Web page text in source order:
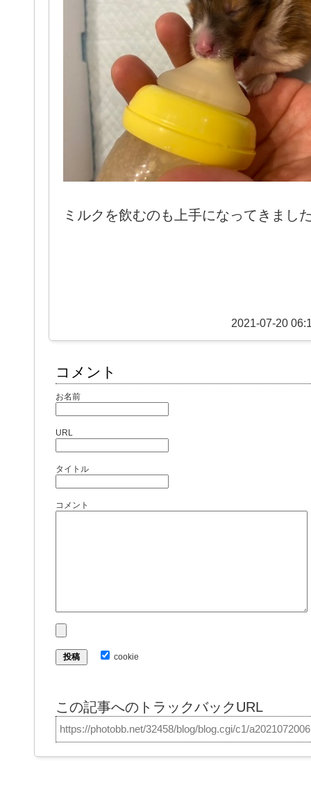
ミルクを飲むのも上手になってきまし
2021-07-20
コメント
お名前
URL
タイトル
コメント
cookie
この記事へのトラックバックURL
https://photobb.net/32458/blog/blog.cgi/c1/